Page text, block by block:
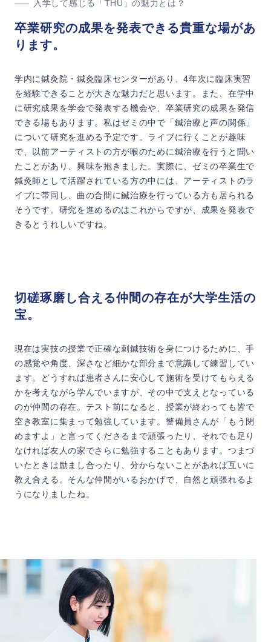
入学して感じる「THU」の魅力とは？
卒業研究の成果を発表できる貴重な場があ
ります。
学内に鍼灸院・鍼灸臨床センターがあり、4年次に臨床実習
を経験できることが大きな魅力だと思います。また、在学中
に研究成果を学会で発表する機会や、卒業研究の成果を発信
できる場もあります。私はゼミの中で「鍼治療と声の関係」
について研究を進める予定です。ライブに行くことが趣味
で、以前アーティストの方が喉のために鍼治療を行うと聞い
たことがあり、興味を抱きました。実際に、ゼミの卒業生で
鍼灸師として活躍されている方の中には、アーティストのラ
イブに帯同し、曲の合間に鍼治療を行っている方も居られる
そうです。研究を進めるのはこれからですが、成果を発表で
きるとうれしいですね。
切磋琢磨し合える仲間の存在が大学生活の
宝。
現在は実技の授業で正確な刺鍼技術を身につけるために、手
の感覚や角度、深さなど細かな部分まで意識して練習してい
ます。どうすれば患者さんに安心して施術を受けてもらえる
かを考えながら学んでいますが、その中で支えとなっている
のが仲間の存在。テスト前になると、授業が終わっても皆で
空き教室に集まって勉強しています。警備員さんが「もう閉
めますよ」と言ってくださるまで頑張ったり、それでも足り
なければ友人の家でさらに勉強することもあります。つまづ
いたときは励まし合ったり、分からないことがあれば互いに
教え合える。そんな仲間がいるおかげで、自然と頑張れるよ
うになりましたね。